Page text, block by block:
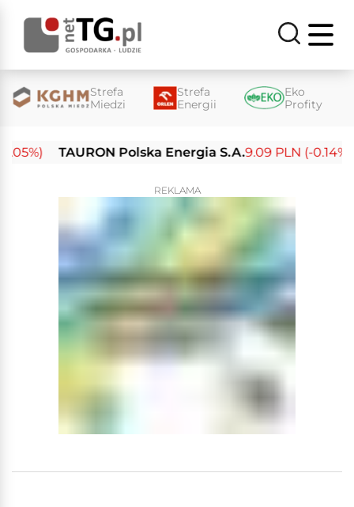
Strefa
Miedzi
Strefa
Energii
Eko
Profity
TAURON Polska Energia S.A.9.09 PLN (-0.14%)
REKLAMA